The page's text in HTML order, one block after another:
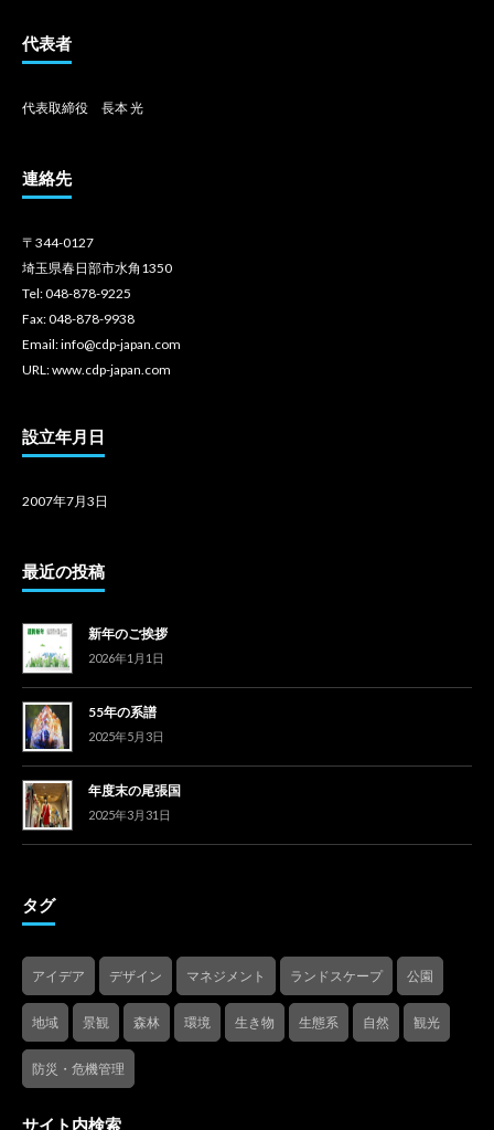
代表者
代表取締役 長本 光
連絡先
〒344-0127
埼玉県春日部市水角1350
Tel: 048-878-9225
Fax: 048-878-9938
Email: info@cdp-japan.com
URL: www.cdp-japan.com
設立年月日
2007年7月3日
最近の投稿
新年のご挨拶
2026年1月1日
55年の系譜
2025年5月3日
年度末の尾張国
2025年3月31日
タグ
アイデア デザイン マネジメント ランドスケープ 公園
地域 景観 森林 環境 生き物 生態系 自然 観光
防災・危機管理
サイト内検索